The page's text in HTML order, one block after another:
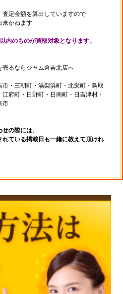
定金額を算出していますので
来かねます
内のものが買取対象となります。
売るならジャム倉吉北店へ
三朝町・湯梨浜町・北栄町・鳥取
府町・日野町・日南町・日吉津村・
市
の際には、
ている掲載日も一緒に教えて頂けれ